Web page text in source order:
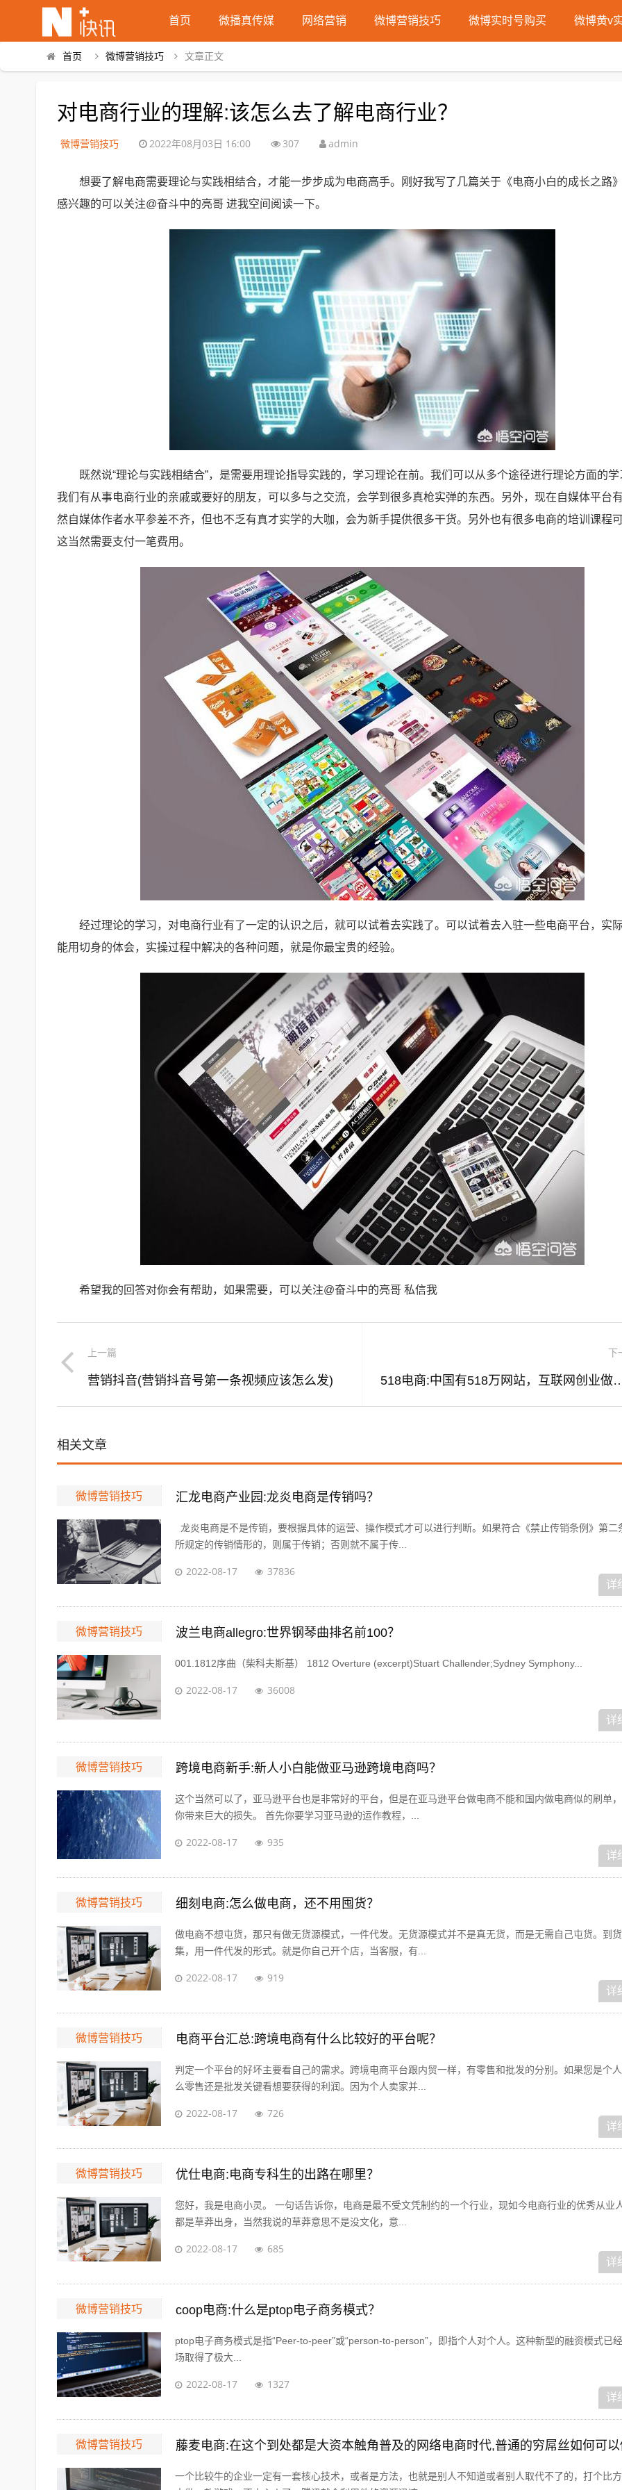
首页 微播真传媒 网络营销 微博营销技巧 微博实时号购买 微博黄v
首页 微博营销技巧 文章正文
对电商行业的理解:该怎么去了解电商行业？
微博营销技巧 2022年08月03日 16:00 307 admin
想要了解电商需要理论与实践相结合，才能一步步成为电商高手。刚好我写了几篇关于《电商小白的成长之路》
感兴趣的可以关注@奋斗中的亮哥 进我空间阅读一下。
既然说“理论与实践相结合”，是需要用理论指导实践的，学习理论在前。我们可以从多个途径进行理论方面的学
我们有从事电商行业的亲戚或要好的朋友，可以多与之交流，会学到很多真枪实弹的东西。另外，现在自媒体平台
然自媒体作者水平参差不齐，但也不乏有真才实学的大咖，会为新手提供很多干货。另外也有很多电商的培训课程可
这当然需要支付一笔费用。
经过理论的学习，对电商行业有了一定的认识之后，就可以试着去实践了。可以试着去入驻一些电商平台，实
能用切身的体会，实操过程中解决的各种问题，就是你最宝贵的经验。
希望我的回答对你会有帮助，如果需要，可以关注@奋斗中的亮哥 私信我
上一篇
营销抖音(营销抖音号第一条视频应该怎么发)
下
518电商:中国有518万网站，互联
相关文章
微博营销技巧 汇龙电商产业园:龙炎电商是传销吗？
龙炎电商是不是传销，要根据具体的运营、操作模式才可以进行判断。如果符合《禁止传销条例》第二
所规定的传销情形的，则属于传销；否则就不属于传...
2022-08-17 37836
详
微博营销技巧 波兰电商allegro:世界钢琴曲排名前100？
001.1812序曲（柴科夫斯基） 1812 Overture (excerpt)Stuart Challender;Sydney Symphony...
2022-08-17 36008
详
微博营销技巧 跨境电商新手:新人小白能做亚马逊跨境电商吗？
这个当然可以了，亚马逊平台也是非常好的平台，但是在亚马逊平台做电商不能和国内做电商似的刷单
你带来巨大的损失。 首先你要学习亚马逊的运作教程，...
2022-08-17 935
详
微博营销技巧 细刻电商:怎么做电商，还不用囤货？
做电商不想屯货，那只有做无货源模式，一件代发。无货源模式并不是真无货，而是无需自己屯货。到
集，用一件代发的形式。就是你自己开个店，当客服，有...
2022-08-17 919
详
微博营销技巧 电商平台汇总:跨境电商有什么比较好的平台呢？
判定一个平台的好坏主要看自己的需求。跨境电商平台跟内贸一样，有零售和批发的分别。如果您是个
么零售还是批发关键看想要获得的利润。因为个人卖家并...
2022-08-17 726
详
微博营销技巧 优仕电商:电商专科生的出路在哪里？
您好，我是电商小灵。 一句话告诉你，电商是最不受文凭制约的一个行业，现如今电商行业的优秀从业
都是草莽出身，当然我说的草莽意思不是没文化，意...
2022-08-17 685
详
微博营销技巧 coop电商:什么是ptop电子商务模式？
ptop电子商务模式是指“Peer-to-peer”或“person-to-person”，即指个人对个人。这种新型的融资模式已
场取得了极大...
2022-08-17 1327
详
微博营销技巧
一个比较牛的企业一定有一套核心技术，或者是方法，也就是别人不知道或者别人取代不了的，打个比